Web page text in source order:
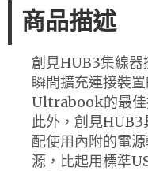
商品描述
創見HUB3集線器
瞬間擴充連接裝
Ultrabook的最佳
此外，創見HUB3
配使用內附的電
源，比起用標準